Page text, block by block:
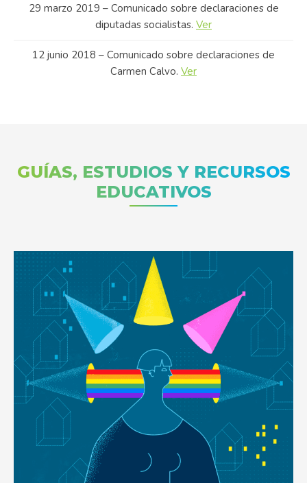
29 marzo 2019 – Comunicado sobre declaraciones de
diputadas socialistas. Ver
12 junio 2018 – Comunicado sobre declaraciones de
Carmen Calvo. Ver
GUÍAS, ESTUDIOS Y RECURSOS
EDUCATIVOS